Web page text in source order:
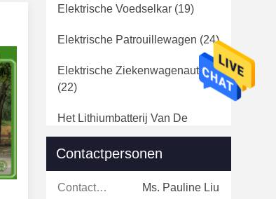
Elektrische Voedselkar (19)
Elektrische Patrouillewagen (24)
Elektrische Ziekenwagenauto
(22)
Het Lithiumbatterij Van De
Golfkar(16)
(91)
Contactpersonen
Contactpersonen: Ms. Pauline Liu